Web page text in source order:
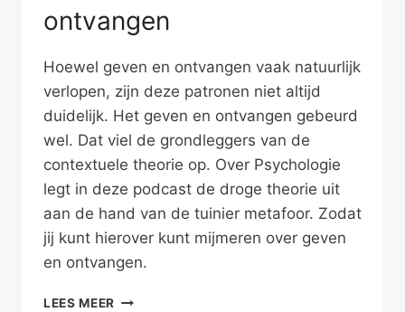
ontvangen
Hoewel geven en ontvangen vaak natuurlijk
verlopen, zijn deze patronen niet altijd
duidelijk. Het geven en ontvangen gebeurd
wel. Dat viel de grondleggers van de
contextuele theorie op. Over Psychologie
legt in deze podcast de droge theorie uit
aan de hand van de tuinier metafoor. Zodat
jij kunt hierover kunt mijmeren over geven
en ontvangen.
LEES MEER GEWOON